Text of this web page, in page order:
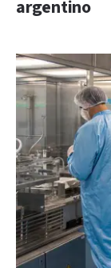
argentino